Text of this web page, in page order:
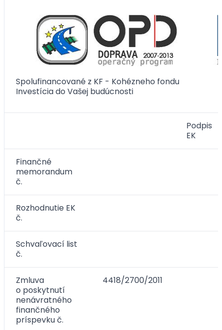
Spolufinancované z KF - Kohézneho fondu
Investícia do Vašej budúcnosti
Podpis
EK
Finančné
memorandum
č.
Rozhodnutie EK
č.
Schvaľovací list
č.
Zmluva
o poskytnutí
nenávratného
finančného
príspevku č.
4418/2700/2011